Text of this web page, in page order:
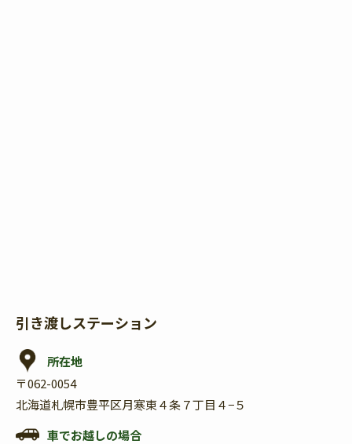
引き渡しステーション
所在地
〒062-0054
北海道札幌市豊平区月寒東４条７丁目４−５
車でお越しの場合